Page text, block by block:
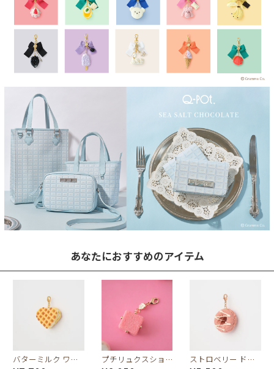
あなたにおすすめのアイテム
バターミルク ワッフル チャーム プチリュクスショコラ チャーム ストロベリー ドーナッツ チャーム